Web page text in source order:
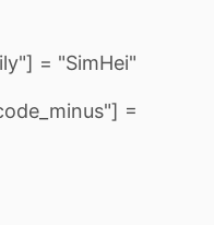
= "SimHei"
=